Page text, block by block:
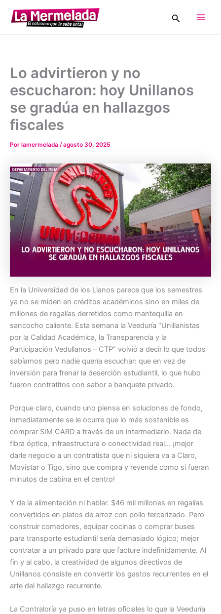
contenido
Buscar
Lo advirtieron y no
escucharon: hoy Unillanos
se gradúa en hallazgos
fiscales
Por lamermelada /agosto 30, 2025
En la Universidad de los Llanos parece que los semestres
ya no se miden en créditos académicos sino en miles de
millones de regalías derretidos como mantequilla en
sancocho caliente. Esta semana la Veeduría “Unillanistas
por la Calidad Académica, la Transparencia y la
Participación Vedullanos – CTP” volvió a decir lo que todos
sabíamos pero nadie quería escuchar: que en vez de
inversión para frenar la deserción estudiantil, lo que hubo
fueron contratitos con sabor a banquete privado.
Porque claro, cuando uno piensa en soluciones de fondo,
inmediatamente se le ocurre que lo más sostenible es
comprar SIM CARD a través de un intermediario. Nada de
fibra óptica, infraestructura o conectividad real… ¡mejor
darle negocio a un contratista que ni siquiera va a Claro,
Movistar o Tigo, sino que compra y revende como si fueran
minutos de cabina en el centro!
Y de la alimentación ni hablar. $46 mil millones en regalías
convertidos en platos de arroz con pollo tercerizado. Pero
construir comedores, equipar cocinas o comprar buses
para transporte estudiantil sería demasiado lógico; mejor
contratar a un privado para que facture indefinidamente. Al
fin y al cabo, la creatividad de algunos directivos de
Unillanos consiste en convertir los gastos recurrentes en el
arte del hallazgo recurrente.
La Contraloría ya puso en letras oficiales lo que la Veeduría